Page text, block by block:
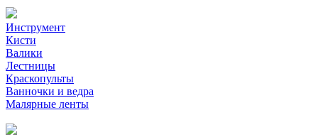
Инструмент
Кисти
Валики
Лестницы
Краскопульты
Ванночки и ведра
Малярные ленты